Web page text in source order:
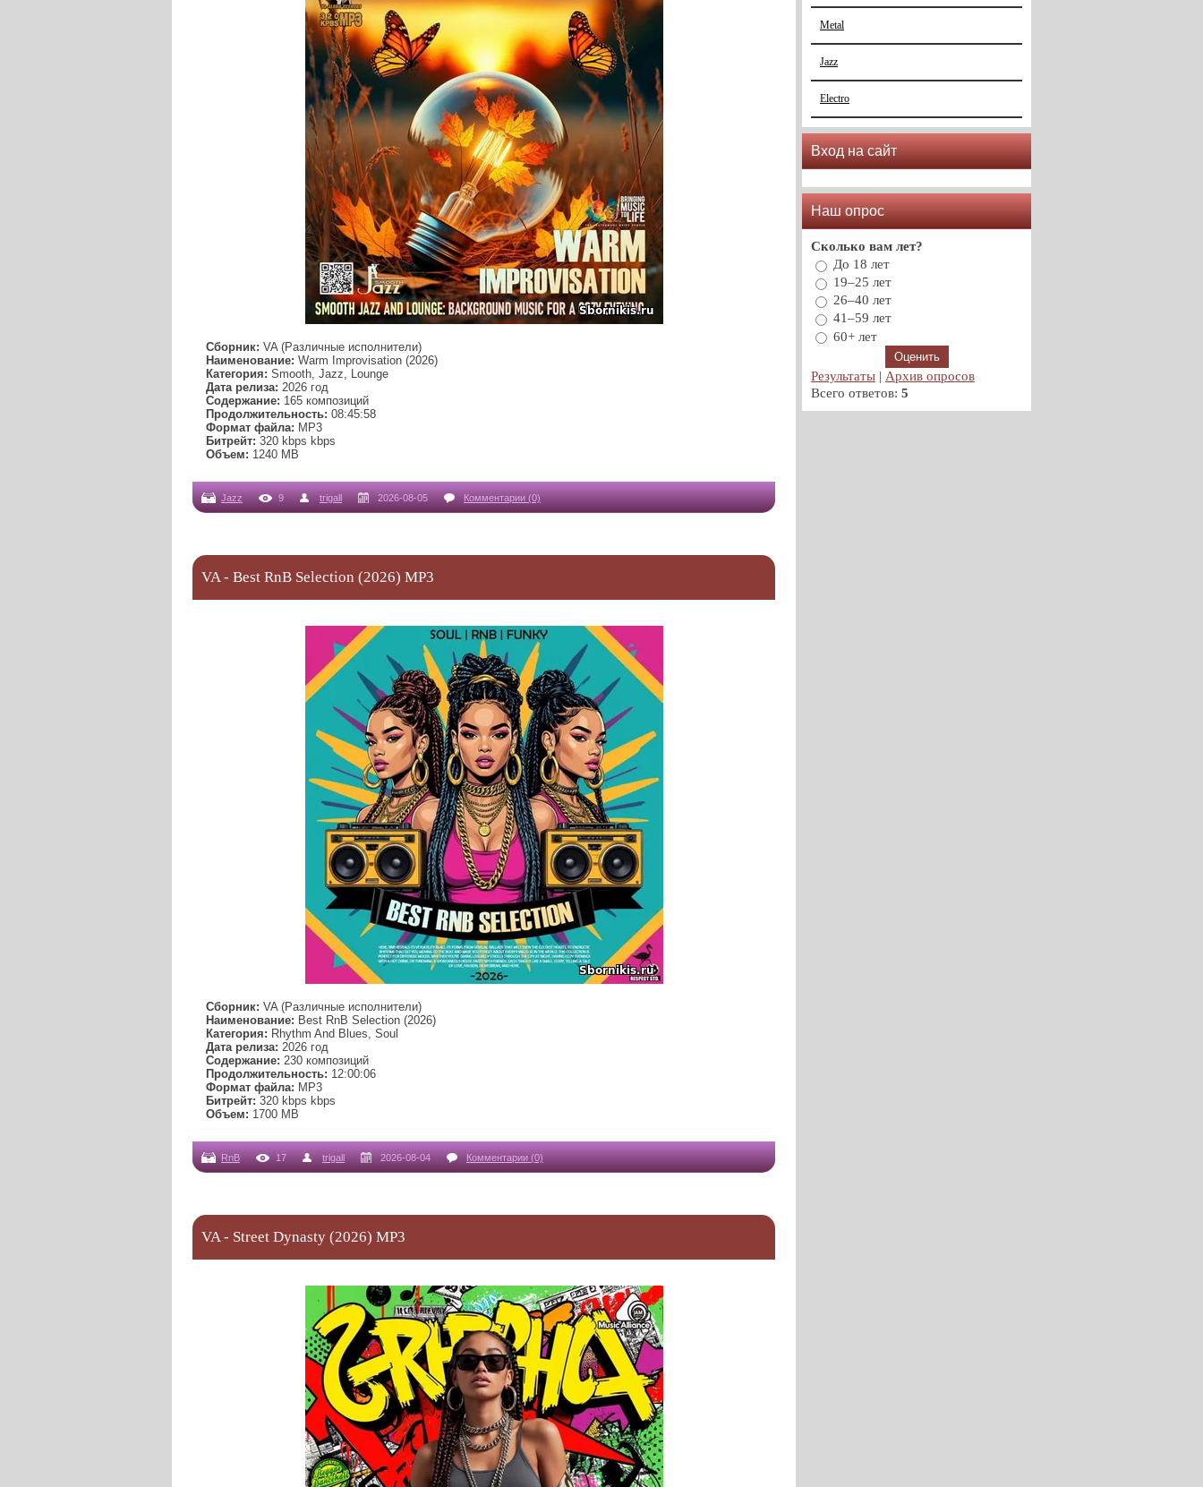
Сборник: VA (Различные исполнители)
Наименование: Warm Improvisation (2026)
Категория: Smooth, Jazz, Lounge
Дата релиза: 2026 год
Содержание: 165 композиций
Продолжительность: 08:45:58
Формат файла: MP3
Битрейт: 320 kbps kbps
Объем: 1240 МB
Jazz 9 trigall 2026-08-05 Комментарии (0)
VA - Best RnB Selection (2026) MP3
Сборник: VA (Различные исполнители)
Наименование: Best RnB Selection (2026)
Категория: Rhythm And Blues, Soul
Дата релиза: 2026 год
Содержание: 230 композиций
Продолжительность: 12:00:06
Формат файла: MP3
Битрейт: 320 kbps kbps
Объем: 1700 МB
RnB 17 trigall 2026-08-04 Комментарии (0)
VA - Street Dynasty (2026) MP3
Metal
Jazz
Electro
Вход на сайт
Наш опрос
Сколько вам лет?
До 18 лет
19–25 лет
26–40 лет
41–59 лет
60+ лет
Результаты | Архив опросов
Всего ответов: 5